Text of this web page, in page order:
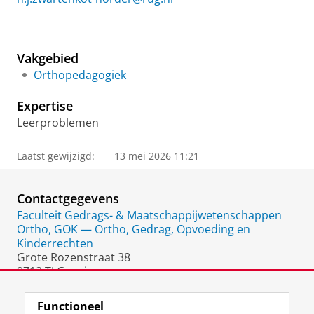
Vakgebied
Orthopedagogiek
Expertise
Leerproblemen
Laatst gewijzigd: 13 mei 2026 11:21
Contactgegevens
Faculteit Gedrags- & Maatschappijwetenschappen
Ortho, GOK — Ortho, Gedrag, Opvoeding en
Kinderrechten
Grote Rozenstraat 38
9712 TJ Groningen
Functioneel